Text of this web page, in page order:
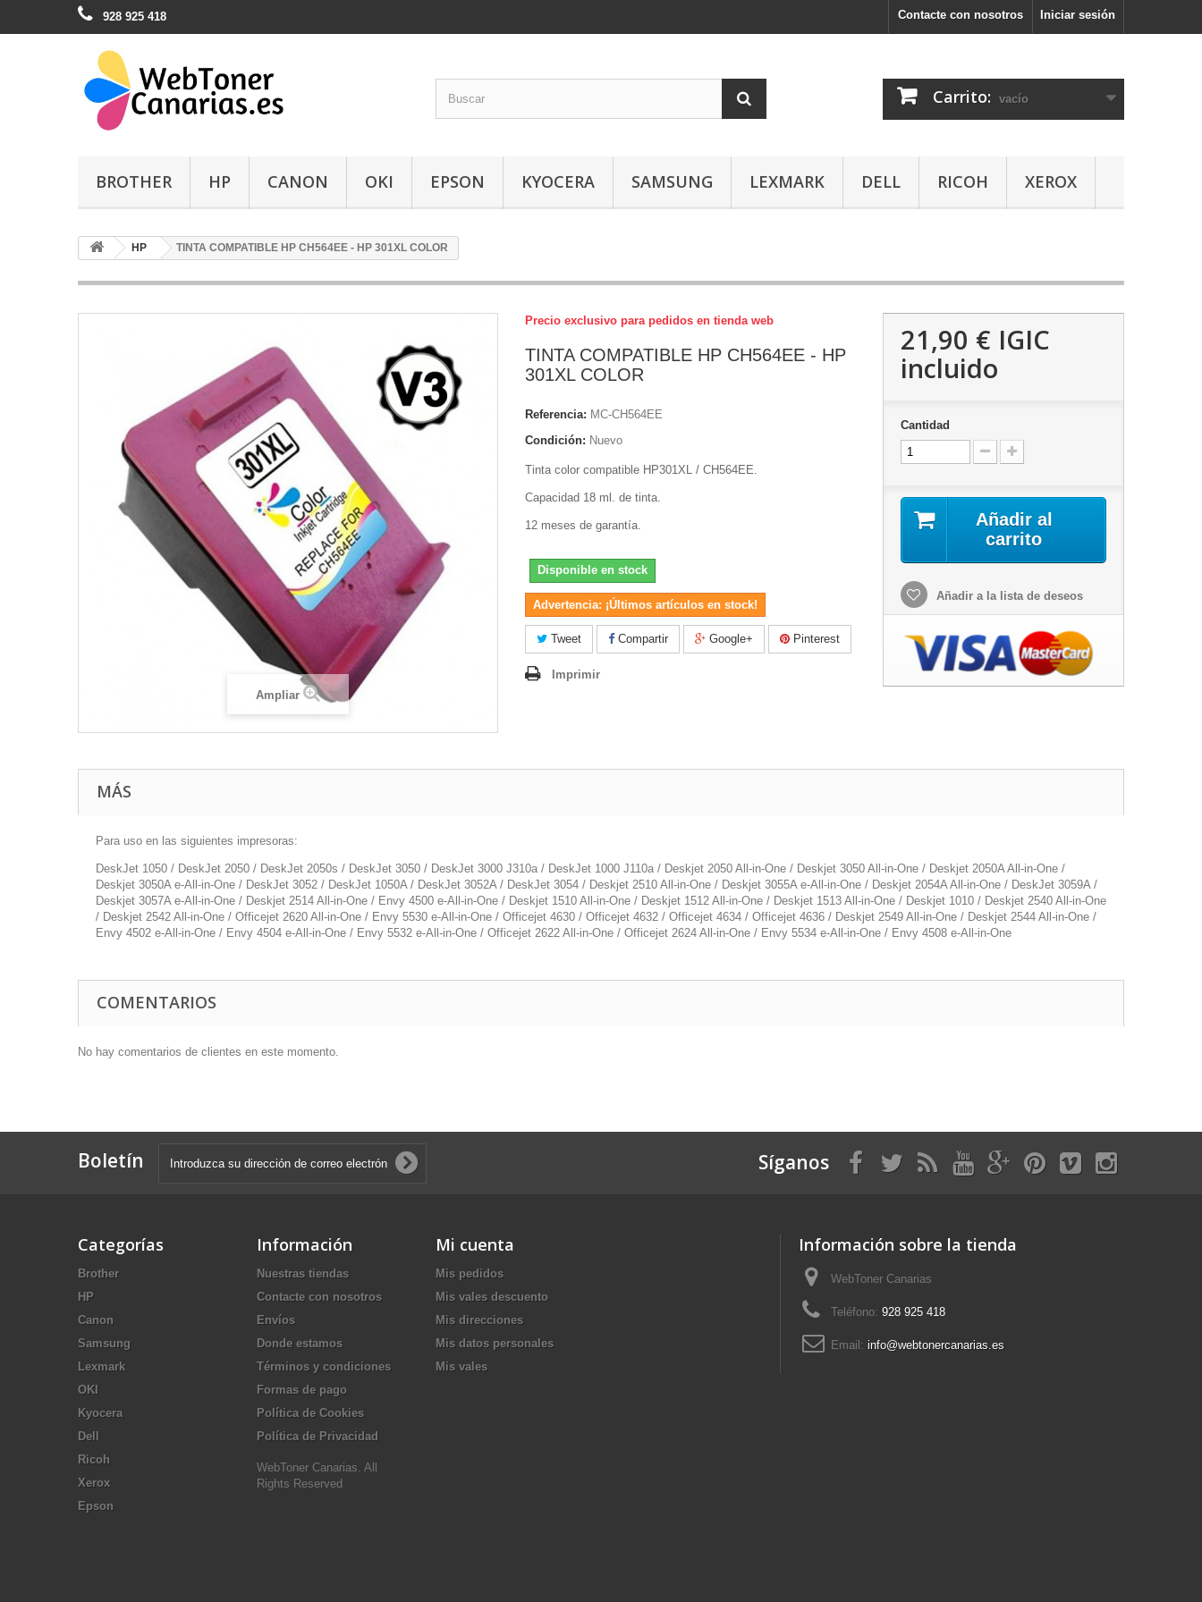
Iniciar sesión
Contacte con nosotros
928 925 418
Carrito: vacío
BROTHER HP CANON OKI EPSON KYOCERA SAMSUNG LEXMARK DELL RICOH XEROX
HP TINTA COMPATIBLE HP CH564EE - HP 301XL COLOR
Ampliar
Precio exclusivo para pedidos en tienda web
TINTA COMPATIBLE HP CH564EE - HP
301XL COLOR
Referencia: MC-CH564EE
Condición: Nuevo
Tinta color compatible HP301XL / CH564EE.
Capacidad 18 ml. de tinta.
12 meses de garantía.
Disponible en stock
Advertencia: ¡Últimos artículos en stock!
Tweet Compartir Google+ Pinterest
Imprimir
21,90 € IGIC
incluido
Cantidad
Añadir al
carrito
Añadir a la lista de deseos
MÁS
Para uso en las siguientes impresoras:
DeskJet 1050 / DeskJet 2050 / DeskJet 2050s / DeskJet 3050 / DeskJet 3000 J310a / DeskJet 1000 J110a / Deskjet 2050 All-in-One / Deskjet 3050 All-in-One / Deskjet 2050A All-in-One /
Deskjet 3050A e-All-in-One / DeskJet 3052 / DeskJet 1050A / DeskJet 3052A / DeskJet 3054 / Deskjet 2510 All-in-One / Deskjet 3055A e-All-in-One / Deskjet 2054A All-in-One / DeskJet 3059A /
Deskjet 3057A e-All-in-One / Deskjet 2514 All-in-One / Envy 4500 e-All-in-One / Deskjet 1510 All-in-One / Deskjet 1512 All-in-One / Deskjet 1513 All-in-One / Deskjet 1010 / Deskjet 2540 All-in-One
/ Deskjet 2542 All-in-One / Officejet 2620 All-in-One / Envy 5530 e-All-in-One / Officejet 4630 / Officejet 4632 / Officejet 4634 / Officejet 4636 / Deskjet 2549 All-in-One / Deskjet 2544 All-in-One /
Envy 4502 e-All-in-One / Envy 4504 e-All-in-One / Envy 5532 e-All-in-One / Officejet 2622 All-in-One / Officejet 2624 All-in-One / Envy 5534 e-All-in-One / Envy 4508 e-All-in-One
COMENTARIOS
No hay comentarios de clientes en este momento.
Boletín Síganos
Categorías
Brother
HP
Canon
Samsung
Lexmark
OKI
Kyocera
Dell
Ricoh
Xerox
Epson
Información
Nuestras tiendas
Contacte con nosotros
Envíos
Donde estamos
Términos y condiciones
Formas de pago
Política de Cookies
Política de Privacidad
WebToner Canarias. All
Rights Reserved
Mi cuenta
Mis pedidos
Mis vales descuento
Mis direcciones
Mis datos personales
Mis vales
Información sobre la tienda
WebToner Canarias
Teléfono: 928 925 418
Email: info@webtonercanarias.es